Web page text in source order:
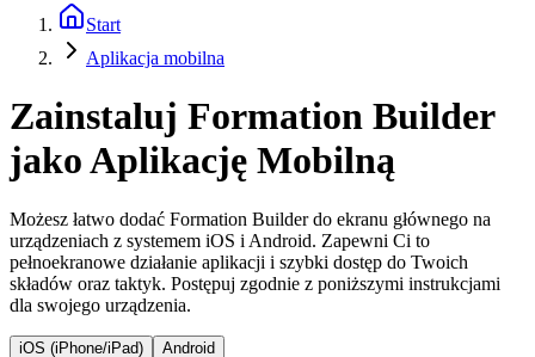
Start
Aplikacja mobilna
Zainstaluj Formation Builder
jako Aplikację Mobilną
Możesz łatwo dodać Formation Builder do ekranu głównego na
urządzeniach z systemem iOS i Android. Zapewni Ci to
pełnoekranowe działanie aplikacji i szybki dostęp do Twoich
składów oraz taktyk. Postępuj zgodnie z poniższymi instrukcjami
dla swojego urządzenia.
iOS (iPhone/iPad) Android